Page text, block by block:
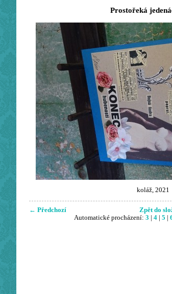
Prostořeká
koláž, 2021
← Předchozí
Zpět do
Automatické procházení: 3 | 4 | 5 |